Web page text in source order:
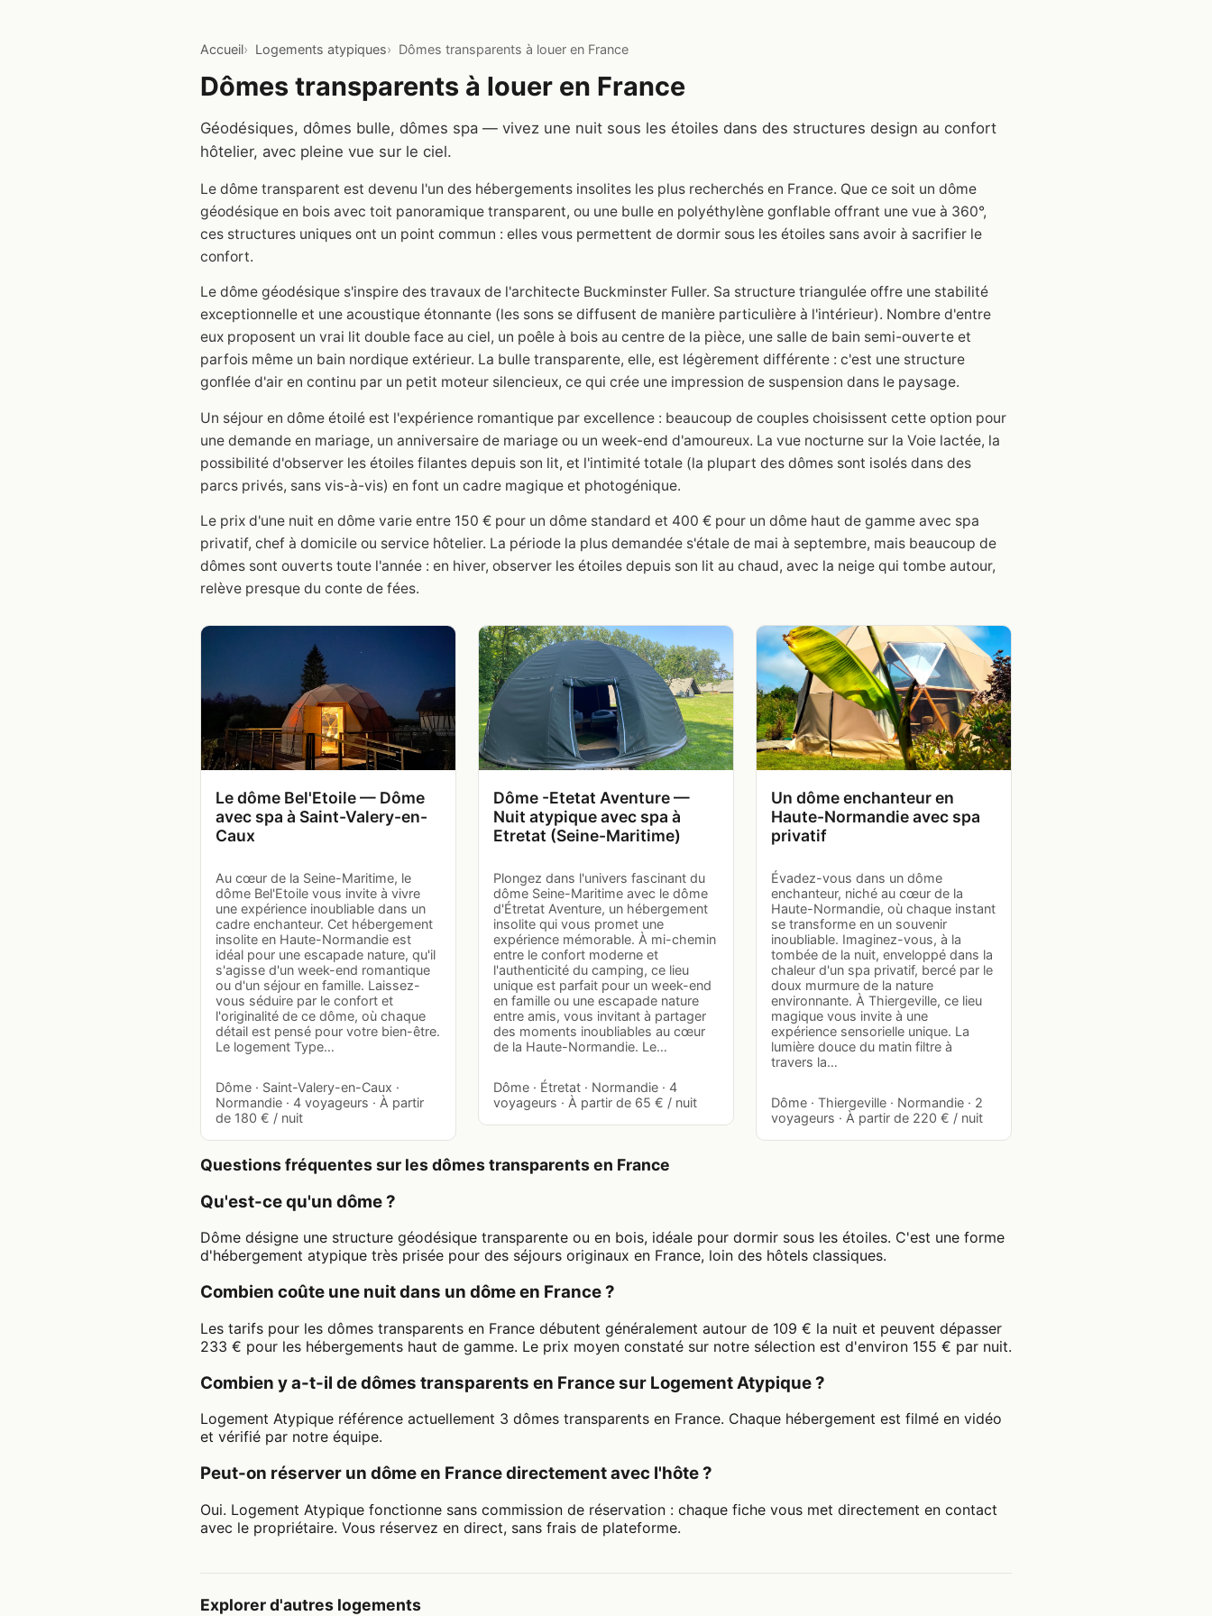
Accueil Logements atypiques Dômes transparents à louer en France
Dômes transparents à louer en France
Géodésiques, dômes bulle, dômes spa — vivez une nuit sous les étoiles dans des structures design au confort
hôtelier, avec pleine vue sur le ciel.
Le dôme transparent est devenu l'un des hébergements insolites les plus recherchés en France. Que ce soit un dôme
géodésique en bois avec toit panoramique transparent, ou une bulle en polyéthylène gonflable offrant une vue à 360°,
ces structures uniques ont un point commun : elles vous permettent de dormir sous les étoiles sans avoir à sacrifier le
confort.
Le dôme géodésique s'inspire des travaux de l'architecte Buckminster Fuller. Sa structure triangulée offre une stabilité
exceptionnelle et une acoustique étonnante (les sons se diffusent de manière particulière à l'intérieur). Nombre d'entre
eux proposent un vrai lit double face au ciel, un poêle à bois au centre de la pièce, une salle de bain semi-ouverte et
parfois même un bain nordique extérieur. La bulle transparente, elle, est légèrement différente : c'est une structure
gonflée d'air en continu par un petit moteur silencieux, ce qui crée une impression de suspension dans le paysage.
Un séjour en dôme étoilé est l'expérience romantique par excellence : beaucoup de couples choisissent cette option pour
une demande en mariage, un anniversaire de mariage ou un week-end d'amoureux. La vue nocturne sur la Voie lactée, la
possibilité d'observer les étoiles filantes depuis son lit, et l'intimité totale (la plupart des dômes sont isolés dans des
parcs privés, sans vis-à-vis) en font un cadre magique et photogénique.
Le prix d'une nuit en dôme varie entre 150 € pour un dôme standard et 400 € pour un dôme haut de gamme avec spa
privatif, chef à domicile ou service hôtelier. La période la plus demandée s'étale de mai à septembre, mais beaucoup de
dômes sont ouverts toute l'année : en hiver, observer les étoiles depuis son lit au chaud, avec la neige qui tombe autour,
relève presque du conte de fées.
Le dôme Bel'Etoile — Dôme
avec spa à Saint-Valery-en-
Caux
Au cœur de la Seine-Maritime, le
dôme Bel'Etoile vous invite à vivre
une expérience inoubliable dans un
cadre enchanteur. Cet hébergement
insolite en Haute-Normandie est
idéal pour une escapade nature, qu'il
s'agisse d'un week-end romantique
ou d'un séjour en famille. Laissez-
vous séduire par le confort et
l'originalité de ce dôme, où chaque
détail est pensé pour votre bien-être.
Le logement Type…
Dôme · Saint-Valery-en-Caux ·
Normandie · 4 voyageurs · À partir
de 180 € / nuit
Dôme -Etetat Aventure —
Nuit atypique avec spa à
Etretat (Seine-Maritime)
Plongez dans l'univers fascinant du
dôme Seine-Maritime avec le dôme
d'Étretat Aventure, un hébergement
insolite qui vous promet une
expérience mémorable. À mi-chemin
entre le confort moderne et
l'authenticité du camping, ce lieu
unique est parfait pour un week-end
en famille ou une escapade nature
entre amis, vous invitant à partager
des moments inoubliables au cœur
de la Haute-Normandie. Le…
Dôme · Étretat · Normandie · 4
voyageurs · À partir de 65 € / nuit
Un dôme enchanteur en
Haute-Normandie avec spa
privatif
Évadez-vous dans un dôme
enchanteur, niché au cœur de la
Haute-Normandie, où chaque instant
se transforme en un souvenir
inoubliable. Imaginez-vous, à la
tombée de la nuit, enveloppé dans la
chaleur d'un spa privatif, bercé par le
doux murmure de la nature
environnante. À Thiergeville, ce lieu
magique vous invite à une
expérience sensorielle unique. La
lumière douce du matin filtre à
travers la…
Dôme · Thiergeville · Normandie · 2
voyageurs · À partir de 220 € / nuit
Questions fréquentes sur les dômes transparents en France
Qu'est-ce qu'un dôme ?
Dôme désigne une structure géodésique transparente ou en bois, idéale pour dormir sous les étoiles. C'est une forme
d'hébergement atypique très prisée pour des séjours originaux en France, loin des hôtels classiques.
Combien coûte une nuit dans un dôme en France ?
Les tarifs pour les dômes transparents en France débutent généralement autour de 109 € la nuit et peuvent dépasser
233 € pour les hébergements haut de gamme. Le prix moyen constaté sur notre sélection est d'environ 155 € par nuit.
Combien y a-t-il de dômes transparents en France sur Logement Atypique ?
Logement Atypique référence actuellement 3 dômes transparents en France. Chaque hébergement est filmé en vidéo
et vérifié par notre équipe.
Peut-on réserver un dôme en France directement avec l'hôte ?
Oui. Logement Atypique fonctionne sans commission de réservation : chaque fiche vous met directement en contact
avec le propriétaire. Vous réservez en direct, sans frais de plateforme.
Explorer d'autres logements